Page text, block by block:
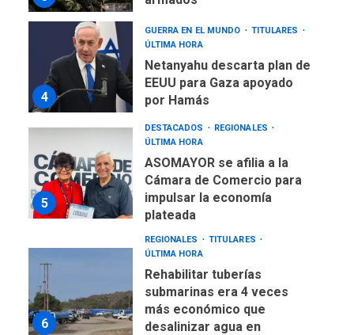
4
GUERRA EN EL MUNDO
TITULARES
ÚLTIMA HORA
Netanyahu descarta plan de
EEUU para Gaza apoyado
por Hamás
5
DESTACADOS
REGIONALES
ÚLTIMA HORA
ASOMAYOR se afilia a la
Cámara de Comercio para
impulsar la economía
plateada
6
REGIONALES
TITULARES
ÚLTIMA HORA
Rehabilitar tuberías
submarinas era 4 veces
más económico que
desalinizar agua en